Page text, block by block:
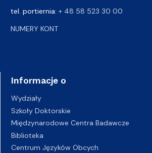
tel. portiernia: + 48 58 523 30 00
NUMERY KONT
Informacje o
Wydziały
Szkoły Doktorskie
Międzynarodowe Centra Badawcze
Biblioteka
Centrum Języków Obcych